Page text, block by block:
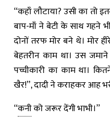
“कहाँ लौटाया? उसी का तो
बाप-माँ ने बेटी के साथ गहने
दोनों तरफ मोर बने थे। मोर
बेहतरीन काम था। उस जमाने
पच्चीकारी का काम था।
खैर!”, दादी ने कराहकर आह
“कनीको जरूर देंगी भाभी।”